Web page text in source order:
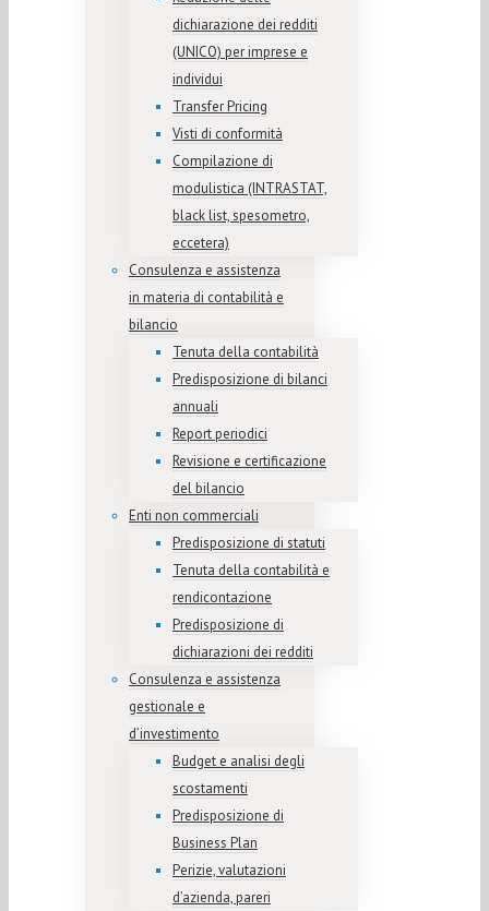
dichiarazione dei redditi
(UNICO) per imprese e
individui
Transfer Pricing
Visti di conformità
Compilazione di
modulistica (INTRASTAT,
black list, spesometro,
eccetera)
Consulenza e assistenza
in materia di contabilità e
bilancio
Tenuta della contabilità
Predisposizione di bilanci
annuali
Report periodici
Revisione e certificazione
del bilancio
Enti non commerciali
Predisposizione di statuti
Tenuta della contabilità e
rendicontazione
Predisposizione di
dichiarazioni dei redditi
Consulenza e assistenza
gestionale e
d’investimento
Budget e analisi degli
scostamenti
Predisposizione di
Business Plan
Perizie, valutazioni
d’azienda, pareri